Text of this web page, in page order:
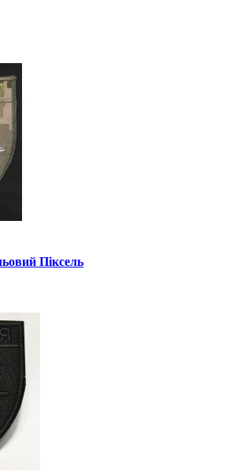
Піксель